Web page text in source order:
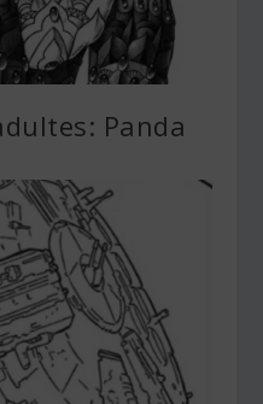
Panda